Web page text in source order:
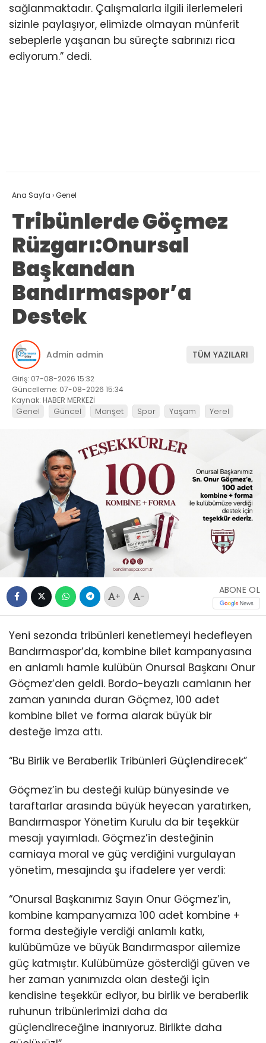
sağlanmaktadır. Çalışmalarla ilgili ilerlemeleri
sizinle paylaşıyor, elimizde olmayan münferit
sebeplerle yaşanan bu süreçte sabrınızı rica
ediyorum.” dedi.
Ana Sayfa ›Genel
Tribünlerde Göçmez
Rüzgarı:Onursal
Başkandan
Bandırmaspor’a
Destek
Admin admin TÜM YAZILARI
Giriş: 07-08-2026 15:32
Güncelleme: 07-08-2026 15:34
Kaynak: HABER MERKEZİ
Genel Güncel Manşet Spor Yaşam Yerel
+ -
ABONE OL
Yeni sezonda tribünleri kenetlemeyi hedefleyen
Bandırmaspor’da, kombine bilet kampanyasına
en anlamlı hamle kulübün Onursal Başkanı Onur
Göçmez’den geldi. Bordo-beyazlı camianın her
zaman yanında duran Göçmez, 100 adet
kombine bilet ve forma alarak büyük bir
desteğe imza attı.
“Bu Birlik ve Beraberlik Tribünleri Güçlendirecek”
Göçmez’in bu desteği kulüp bünyesinde ve
taraftarlar arasında büyük heyecan yaratırken,
Bandırmaspor Yönetim Kurulu da bir teşekkür
mesajı yayımladı. Göçmez’in desteğinin
camiaya moral ve güç verdiğini vurgulayan
yönetim, mesajında şu ifadelere yer verdi:
“Onursal Başkanımız Sayın Onur Göçmez’in,
kombine kampanyamıza 100 adet kombine +
forma desteğiyle verdiği anlamlı katkı,
kulübümüze ve büyük Bandırmaspor ailemize
güç katmıştır. Kulübümüze gösterdiği güven ve
her zaman yanımızda olan desteği için
kendisine teşekkür ediyor, bu birlik ve beraberlik
ruhunun tribünlerimizi daha da
güçlendireceğine inanıyoruz. Birlikte daha